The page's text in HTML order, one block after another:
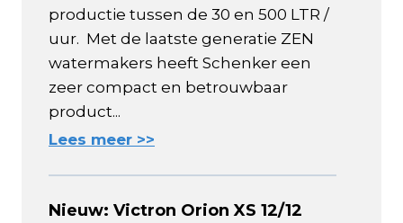
productie tussen de 30 en 500 LTR /
uur. Met de laatste generatie ZEN
watermakers heeft Schenker een
zeer compact en betrouwbaar
product...
Lees meer >>
Nieuw: Victron Orion XS 12/12